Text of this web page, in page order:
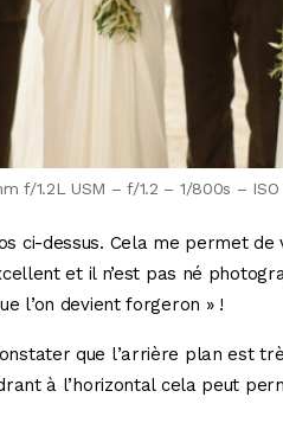
f/1.2L USM – f/1.2 – 1/800s – ISO
ci-dessus. Cela me permet de
et il n’est pas né
l’on devient forgeron » !
que l’arrière plan est
à l’horizontal cela peut